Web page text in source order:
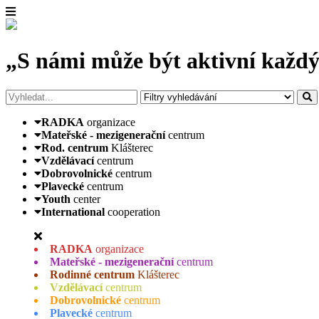
„S námi může být aktivní
RADKA organizace
Mateřské - mezigenerační centrum
Rod. centrum Klášterec
Vzdělávací centrum
Dobrovolnické centrum
Plavecké centrum
Youth center
International cooperation
RADKA organizace
Mateřské - mezigenerační centrum
Rodinné centrum Klášterec
Vzdělávací centrum
Dobrovolnické centrum
Plavecké centrum